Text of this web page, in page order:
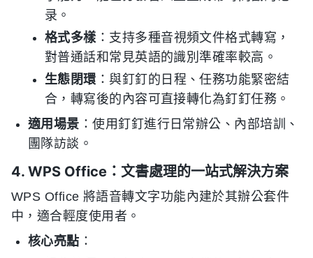
录。
格式多樣 ：支持多種音視頻文件格式轉寫，
對普通話和常見英語的識別準確率較高。
生態閉環 ：與釘釘的日程、任務功能緊密結
合，轉寫後的內容可直接轉化為釘釘任務。
適用場景 ：使用釘釘進行日常辦公、內部培訓、
團隊訪談。
4. WPS Office：文書處理的一站式解決方案
WPS Office 將語音轉文字功能內建於其辦公套件
中，適合輕度使用者。
核心亮點 ：